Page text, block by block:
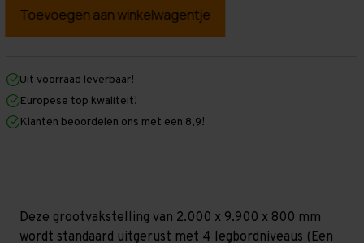
Grootvakstelling
mm
mm
x
800
mm
mm)
Grootvakstelling
mm
mm
800
mm
mm)
Uit voorraad leverbaar!
Europese top kwaliteit!
Klanten beoordelen ons met een 8,9!
Deze grootvakstelling van 2.000 x 9.900 x 800 mm
wordt standaard uitgerust met 4 legbordniveaus (Een